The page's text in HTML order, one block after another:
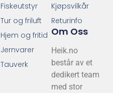
Kjøpsvilkår
Returinfo
Om Oss
Heik.no
består av et
dedikert team
med stor
Fiskeutstyr
Tur og friluft
Hjem og fritid
Jernvarer
Tauverk